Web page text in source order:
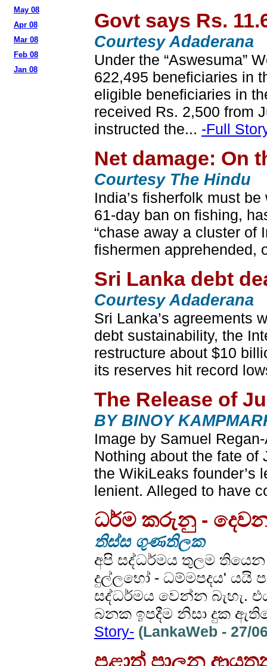
May 08
Apr 08
Mar 08
Feb 08
Jan 08
Govt says Rs.
Courtesy Adaderana
Under the “Aswesuma”
622,495 beneficiaries in
eligible beneficiaries in
received Rs. 2,500 from
instructed the... -Full
Net damage: On
Courtesy The Hindu
​India’s fisherfolk must
61-day ban on fishing,
“chase away a cluster of
fishermen apprehended,
Sri Lanka debt
Courtesy Adaderana
Sri Lanka’s agreements
debt sustainability, the
restructure about $10
its reserves hit record
The Release of
BY BINOY
Image by Samuel
Nothing about the fate
the WikiLeaks founder’s
lenient. Alleged to have
ධර්ම කරුනු -
තිස්ස ගුණතිලක
අපි සද්ධර්මය තුලම
දුල්ලභෝ - ධම්මපදය' යයි
සද්ධර්මය වෙන්න බැහැ.
බනක ඉපදීම නිසා දුක
Story- (LankaWeb - 27/
පළාත් පාලන